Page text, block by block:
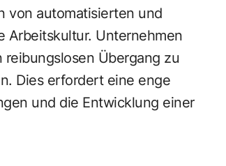
von automatisierten und
Arbeitskultur. Unternehmen
Übergang zu
Dies erfordert eine enge
und die Entwicklung einer